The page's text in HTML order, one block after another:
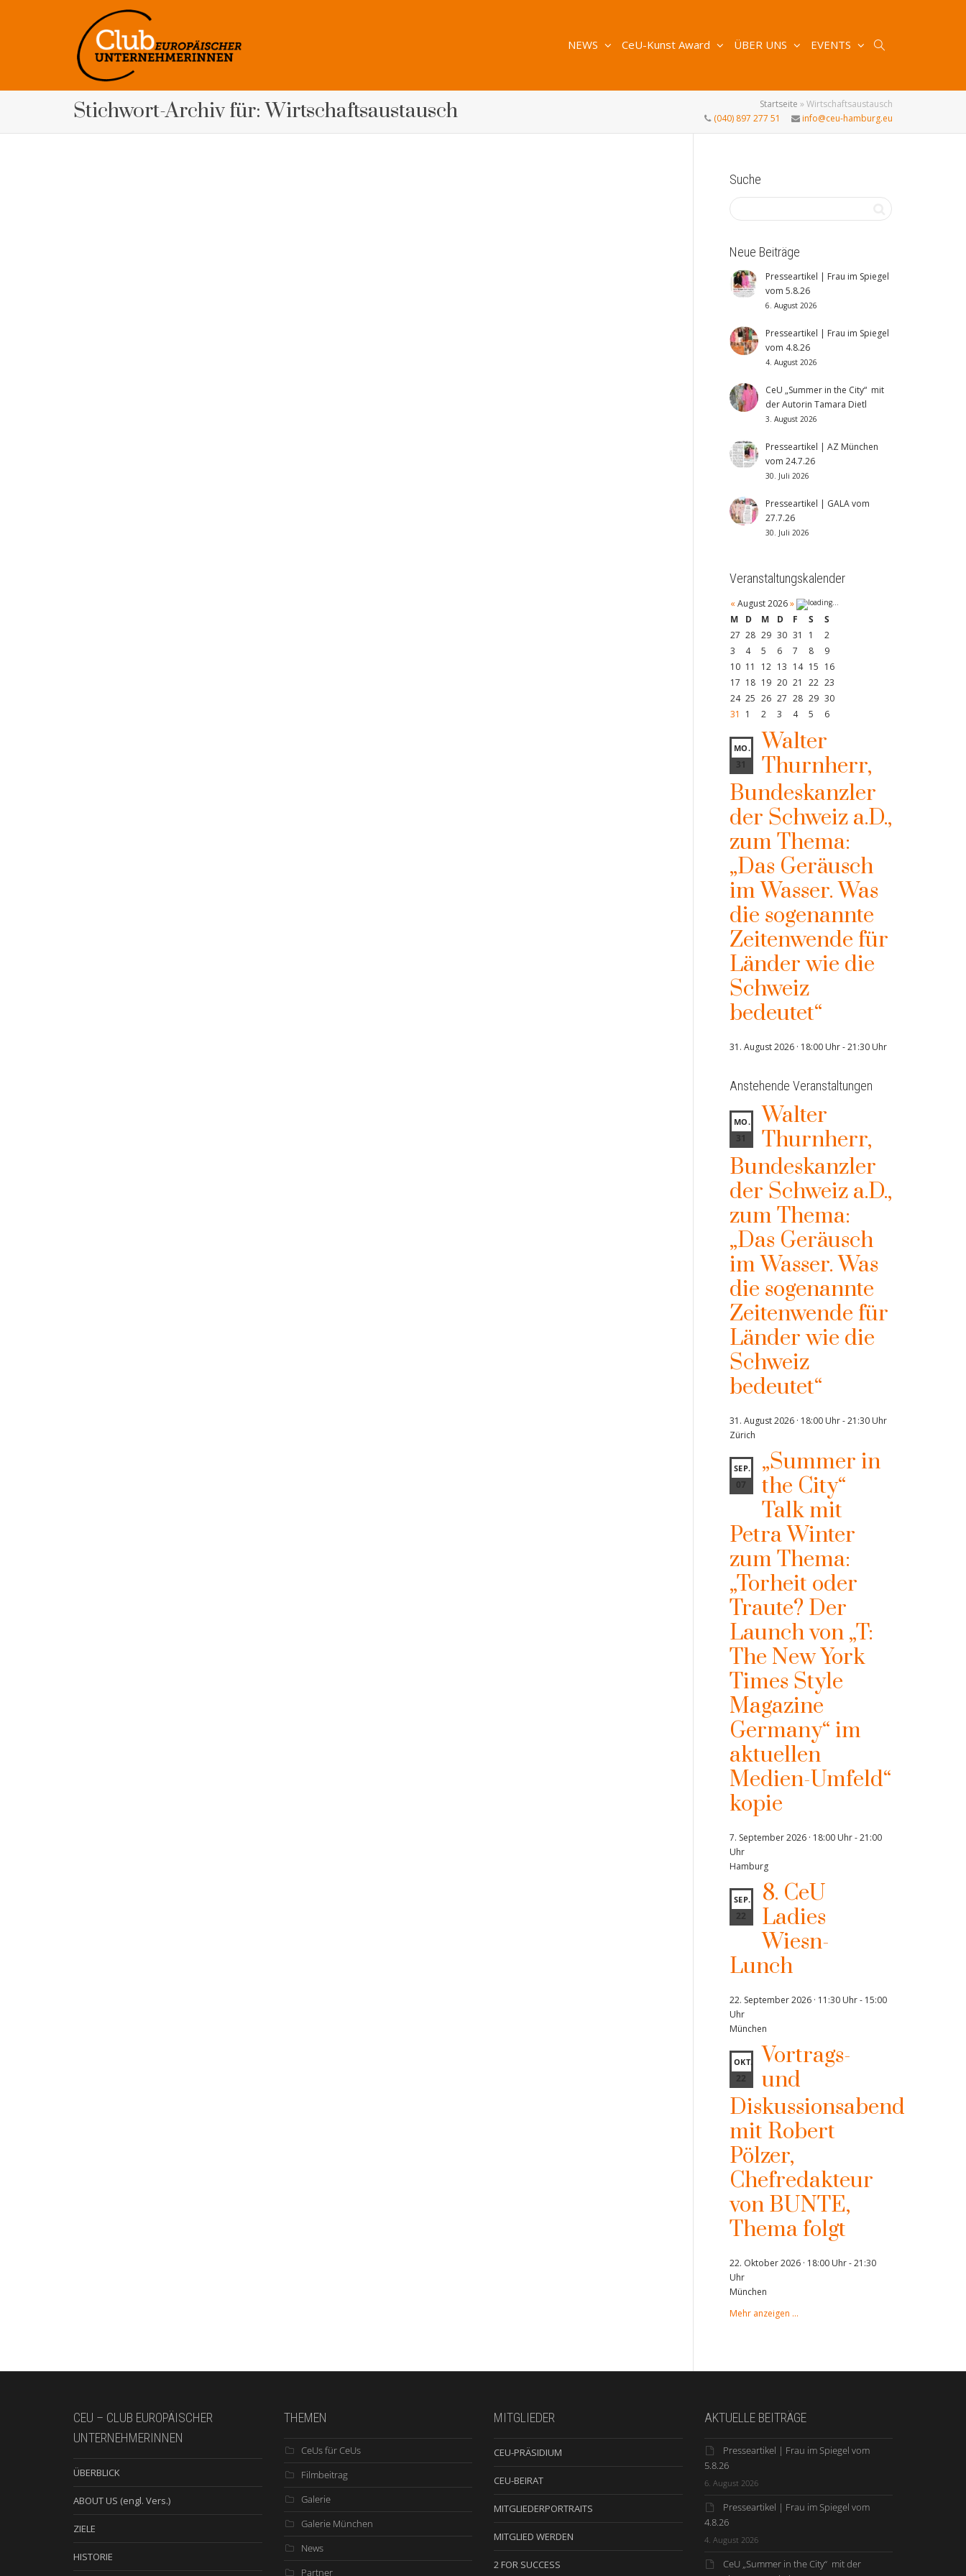
NEWS CeU-Kunst Award ÜBER UNS EVENTS
Stichwort-Archiv für: Wirtschaftsaustausch Startseite » Wirtschaftsaustausch
(040) 897 277 51
info@ceu-hamburg.eu
Suche
Neue Beiträge
Presseartikel | Frau im Spiegel
vom 5.8.26
6. August 2026
Presseartikel | Frau im Spiegel
vom 4.8.26
4. August 2026
CeU „Summer in the City“ mit
der Autorin Tamara Dietl
3. August 2026
Presseartikel | AZ München
vom 24.7.26
30. Juli 2026
Presseartikel | GALA vom
27.7.26
30. Juli 2026
Veranstaltungskalender
« August 2026 »
M
D M D F S
S
27 28 29 30 31 1
2
3
4 5 6 7 8
9
10 11 12 13 14 15 16
17 18 19 20 21 22 23
24 25 26 27 28 29 30
31
1 2 3 4 5 6
MO.
31
Walter
Thurnherr,
Bundeskanzler
der Schweiz a.D.,
zum Thema:
„Das Geräusch
im Wasser. Was
die sogenannte
Zeitenwende für
Länder wie die
Schweiz
bedeutet“
31. August 2026 · 18:00 Uhr-21:30 Uhr
Anstehende Veranstaltungen
MO.
31
Walter
Thurnherr,
Bundeskanzler
der Schweiz a.D.,
zum Thema:
„Das Geräusch
im Wasser. Was
die sogenannte
Zeitenwende für
Länder wie die
Schweiz
bedeutet“
31. August 2026 · 18:00 Uhr-21:30 Uhr
Zürich
SEP.
07
„Summer in
the City“
Talk mit
Petra Winter
zum Thema:
„Torheit oder
Traute? Der
Launch von „T:
The New York
Times Style
Magazine
Germany“ im
aktuellen
Medien-Umfeld“
kopie
7. September 2026 · 18:00 Uhr-21:00
Uhr
Hamburg
SEP.
22
8. CeU
Ladies
Wiesn-
Lunch
22. September 2026 · 11:30 Uhr- 15:00
Uhr
München
OKT.
22
Vortrags-
und
Diskussionsabend
mit Robert
Pölzer,
Chefredakteur
von BUNTE,
Thema folgt
22. Oktober 2026 · 18:00 Uhr-21:30
Uhr
München
Mehr anzeigen …
CEU – CLUB EUROPÄISCHER
UNTERNEHMERINNEN
ÜBERBLICK
ABOUT US (engl. Vers.)
ZIELE
HISTORIE
THEMEN
CeUs für CeUs
Filmbeitrag
Galerie
Galerie München
News
Partner
MITGLIEDER
CEU-PRÄSIDIUM
CEU-BEIRAT
MITGLIEDERPORTRAITS
MITGLIED WERDEN
2 FOR SUCCESS
AKTUELLE BEITRÄGE
Presseartikel | Frau im Spiegel vom
5.8.26
6. August 2026
Presseartikel | Frau im Spiegel vom
4.8.26
4. August 2026
CeU „Summer in the City“ mit der